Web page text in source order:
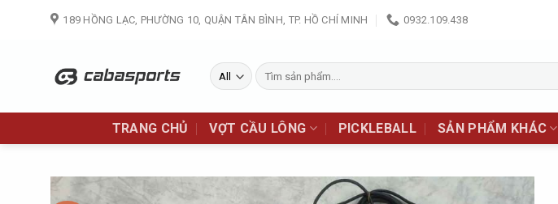
189 HỒNG LẠC, PHƯỜNG 10, QUẬN TÂN BÌNH, TP. HỒ CHÍ MINH 0932.109.438
Tìm
kiếm:
TRANG CHỦ VỢT CẦU LÔNG PICKLEBALL SẢN PHẨM KHÁC